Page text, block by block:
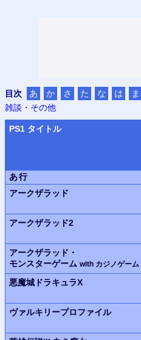
目次 あ か さ た な は ま
雑談・その他
PS1 タイトル
あ行
アークザラッド
アークザラッド2
アークザラッド・
モンスターゲーム with カジノゲーム
悪魔城ドラキュラX
ヴァルキリープロファイル